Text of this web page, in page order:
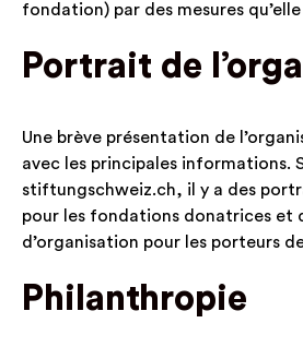
fondation) par des mesures
Portrait de
Une brève présentation de
avec les principales informations.
stiftungschweiz.ch, il y a des
pour les fondations donatrices et
d’organisation pour les porteurs
Philanthropie